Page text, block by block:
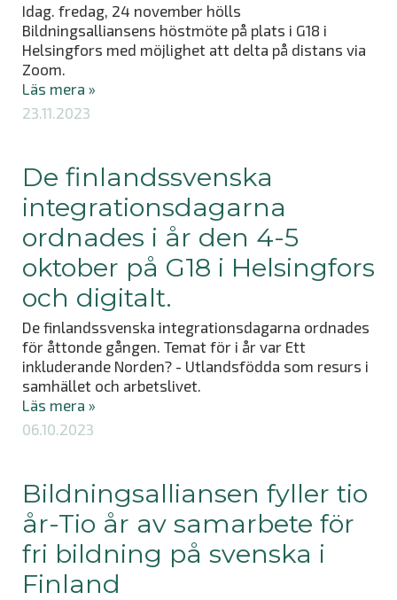
Idag. fredag, 24 november hölls
Bildningsalliansens höstmöte på plats i G18 i
Helsingfors med möjlighet att delta på distans via
Zoom.
Läs mera »
23.11.2023
De finlandssvenska
integrationsdagarna
ordnades i år den 4-5
oktober på G18 i Helsingfors
och digitalt.
De finlandssvenska integrationsdagarna ordnades
för åttonde gången. Temat för i år var Ett
inkluderande Norden? - Utlandsfödda som resurs i
samhället och arbetslivet.
Läs mera »
06.10.2023
Bildningsalliansen fyller tio
år-Tio år av samarbete för
fri bildning på svenska i
Finland